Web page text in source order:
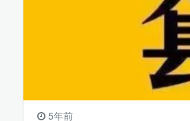
5年前